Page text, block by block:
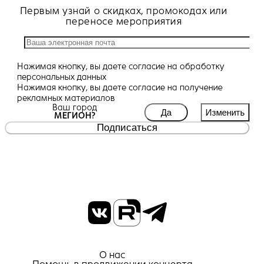
Первым узнай о скидках, промокодах или
переносе мероприятия
Нажимая кнопку, вы даете согласие на обработку
персональных данных
Нажимая кнопку, вы даете согласие на получение
рекламных материалов
Ваш город
МЕГИОН?
Да Изменить
Подписаться
О нас